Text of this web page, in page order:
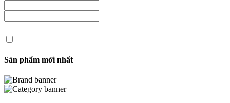
Sản phẩm mới nhất